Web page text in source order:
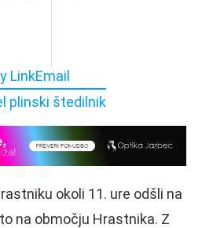
LinkEmail
okoli 11. ure odšli na
na območju Hrastnika. Z